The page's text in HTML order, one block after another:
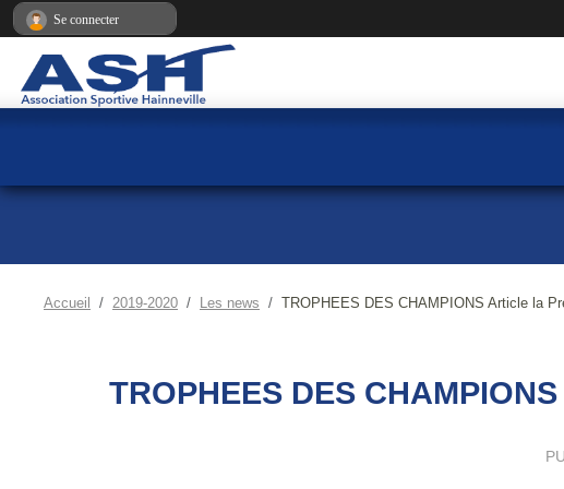
Accueil 2019-2020 Les news TROPHEES DES CHAMPIONS Article la
TROPHEES DES
Se connecter
Panneau de gestion des cookies